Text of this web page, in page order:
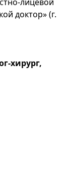
хирург,